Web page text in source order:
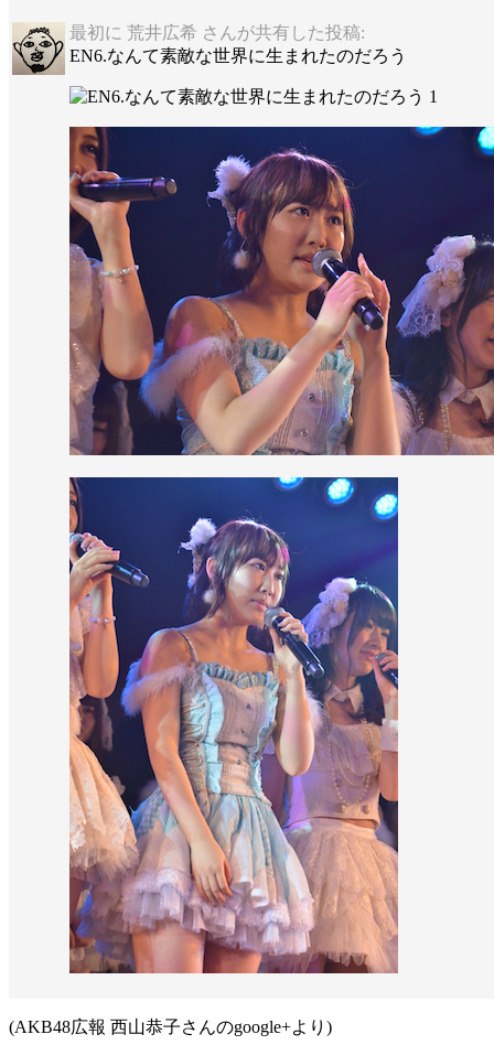
最初に 荒井広希 さんが共有した投稿:
EN6.なんて素敵な世界に生まれたのだろう
(AKB48広報 西山恭子さんのgoogle+より)